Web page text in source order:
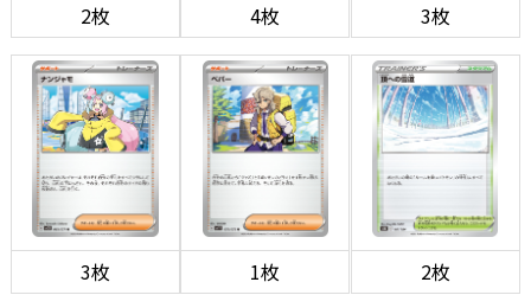
2枚 4枚 3枚
3枚 1枚 2枚